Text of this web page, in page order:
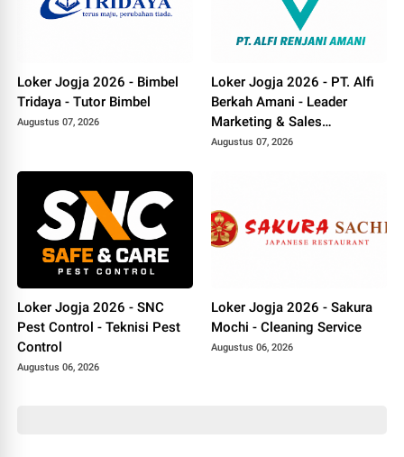
Loker Jogja 2026 - Bimbel
Tridaya - Tutor Bimbel
Augustus 07, 2026
Loker Jogja 2026 - PT. Alfi
Berkah Amani - Leader
Marketing & Sales
Canvasser
Augustus 07, 2026
Loker Jogja 2026 - SNC
Pest Control - Teknisi Pest
Control
Augustus 06, 2026
Loker Jogja 2026 - Sakura
Mochi - Cleaning Service
Augustus 06, 2026